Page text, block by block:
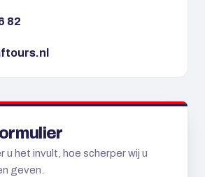
82
u het invult, hoe scherper wij u
geven.